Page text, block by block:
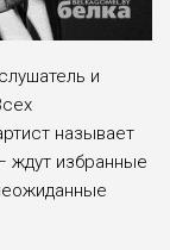
и
называет
ждут избранные